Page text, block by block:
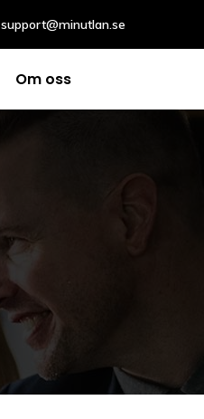
support@minutlan.se
Om oss